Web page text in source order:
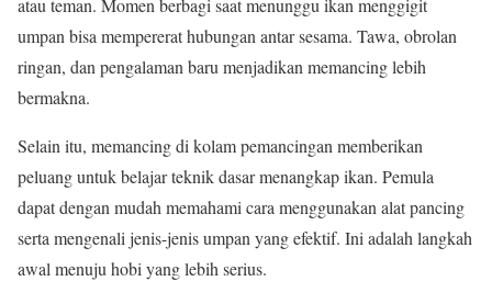
atau teman. Momen berbagi saat menunggu ikan menggigit
umpan bisa mempererat hubungan antar sesama. Tawa, obrolan
ringan, dan pengalaman baru menjadikan memancing lebih
bermakna.
Selain itu, memancing di kolam pemancingan memberikan
peluang untuk belajar teknik dasar menangkap ikan. Pemula
dapat dengan mudah memahami cara menggunakan alat pancing
serta mengenali jenis-jenis umpan yang efektif. Ini adalah langkah
awal menuju hobi yang lebih serius.